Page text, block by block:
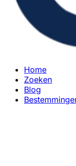
Home
Zoeken
Blog